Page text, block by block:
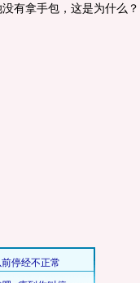
有拿手包，这是为什么？